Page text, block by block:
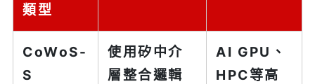
類型
CoWoS-
S
使用矽中介
層整合邏輯
AI GPU、
HPC等高